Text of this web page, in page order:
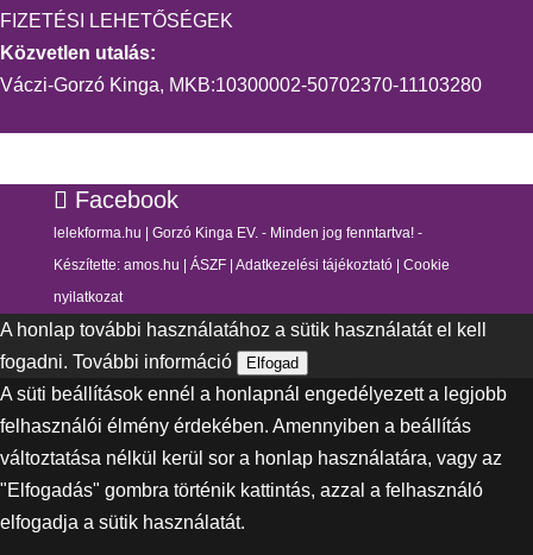
FIZETÉSI LEHETŐSÉGEK
Közvetlen utalás:
Váczi-Gorzó Kinga, MKB:10300002-50702370-11103280
Facebook
lelekforma.hu | Gorzó Kinga EV. - Minden jog fenntartva! -
Készítette: amos.hu ÁSZF| Adatkezelési tájékoztató| Cookie
nyilatkozat
A honlap további használatához a sütik használatát el kell
fogadni. További információ Elfogad
A süti beállítások ennél a honlapnál engedélyezett a legjobb
felhasználói élmény érdekében. Amennyiben a beállítás
változtatása nélkül kerül sor a honlap használatára, vagy az
"Elfogadás" gombra történik kattintás, azzal a felhasználó
elfogadja a sütik használatát.